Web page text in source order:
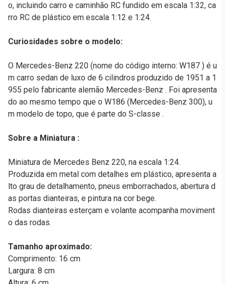
o, incluindo carro e caminhão RC fundido em escala 1:32, ca
rro RC de plástico em escala 1:12 e 1:24.
Curiosidades sobre o modelo:
O Mercedes-Benz 220 (nome do código interno: W187 ) é u
m carro sedan de luxo de 6 cilindros produzido de 1951 a 1
955 pelo fabricante alemão Mercedes-Benz . Foi apresenta
do ao mesmo tempo que o W186 (Mercedes-Benz 300), u
m modelo de topo, que é parte do S-classe .
Sobre a Miniatura :
Miniatura de Mercedes Benz 220, na escala 1:24.
Produzida em metal com detalhes em plástico, apresenta a
lto grau de detalhamento, pneus emborrachados, abertura d
as portas dianteiras, e pintura na cor bege.
Rodas dianteiras esterçam e volante acompanha moviment
o das rodas.
Tamanho aproximado:
Comprimento: 16 cm
Largura: 8 cm